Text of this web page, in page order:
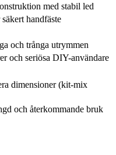
med stabil led
handfäste
och trånga utrymmen
och seriösa DIY-användare
dimensioner (kit-mix
och återkommande bruk